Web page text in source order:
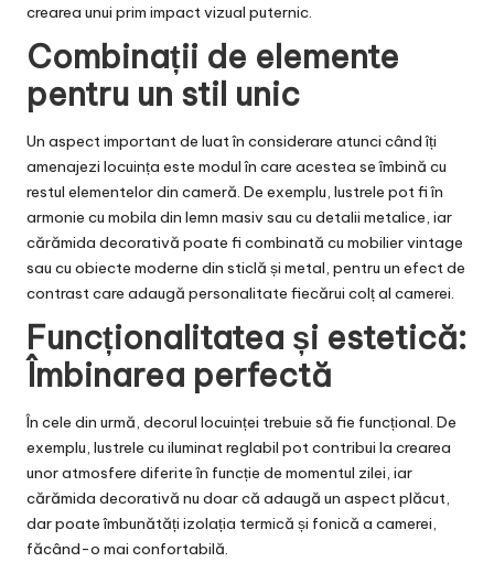
crearea unui prim impact vizual puternic.
Combinații de elemente
pentru un stil unic
Un aspect important de luat în considerare atunci când îți
amenajezi locuința este modul în care acestea se îmbină cu
restul elementelor din cameră. De exemplu, lustrele pot fi în
armonie cu mobila din lemn masiv sau cu detalii metalice, iar
cărămida decorativă poate fi combinată cu mobilier vintage
sau cu obiecte moderne din sticlă și metal, pentru un efect de
contrast care adaugă personalitate fiecărui colț al camerei.
Funcționalitatea și estetică:
Îmbinarea perfectă
În cele din urmă, decorul locuinței trebuie să fie funcțional. De
exemplu, lustrele cu iluminat reglabil pot contribui la crearea
unor atmosfere diferite în funcție de momentul zilei, iar
cărămida decorativă nu doar că adaugă un aspect plăcut,
dar poate îmbunătăți izolația termică și fonică a camerei,
făcând-o mai confortabilă.